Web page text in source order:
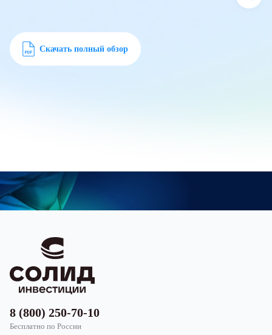
Скачать полный обзор
8 (800) 250-70-10
Бесплатно по России